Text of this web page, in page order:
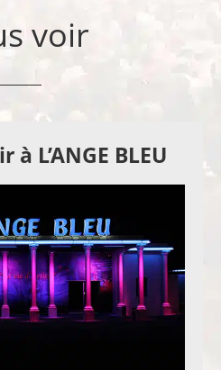
voir
L’ANGE BLEU